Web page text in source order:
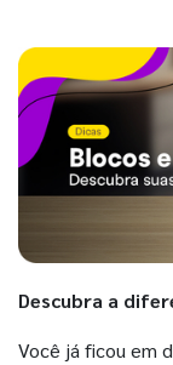
Descubra a
Você já ficou em